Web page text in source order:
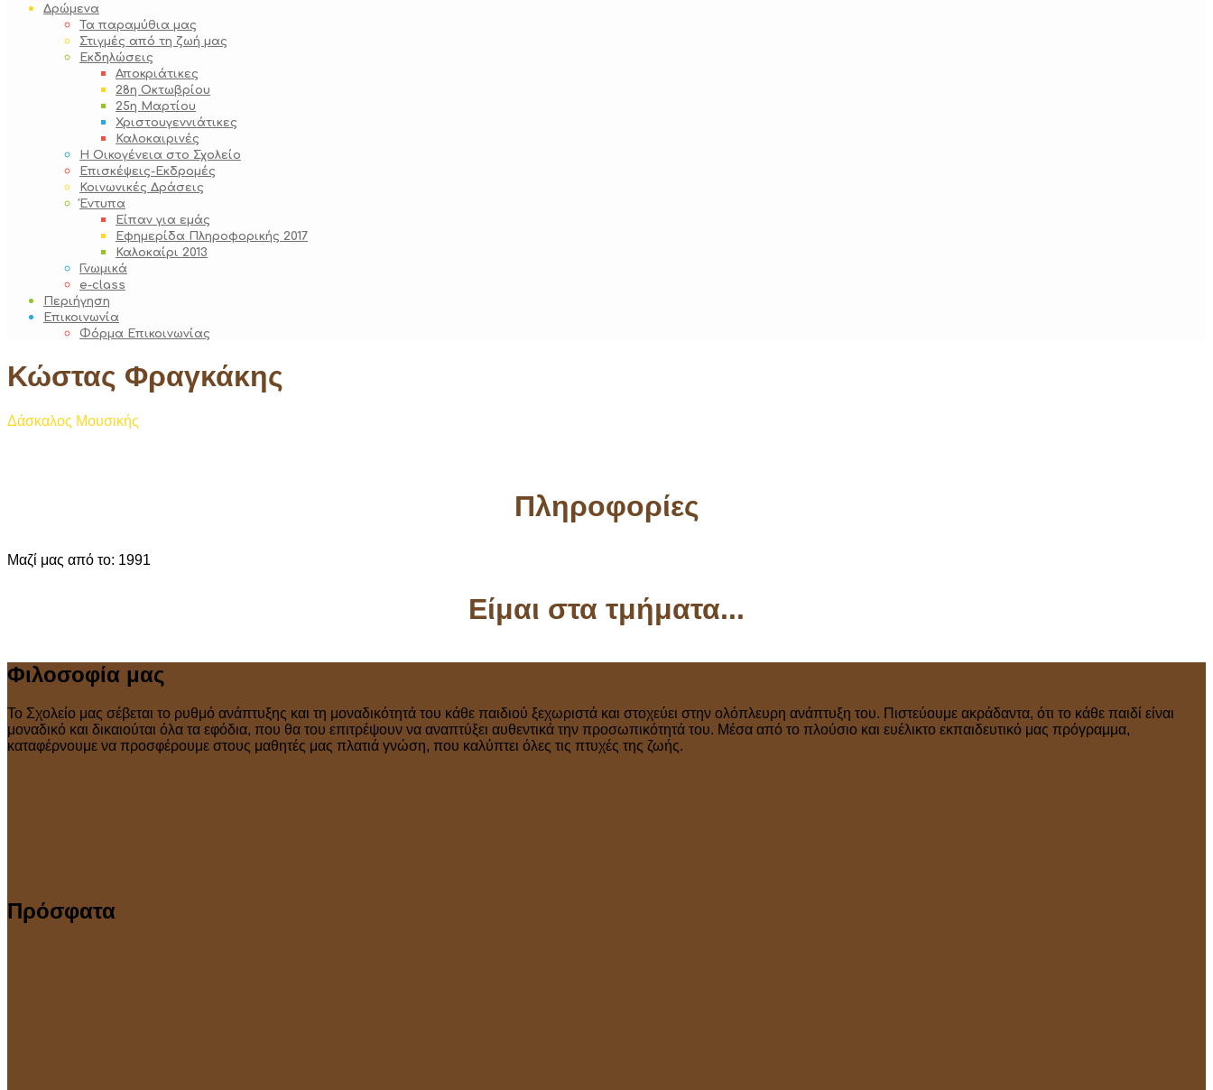
Δρώμενα
Τα παραμύθια μας
Στιγμές από τη ζωή μας
Εκδηλώσεις
Αποκριάτικες
28η Οκτωβρίου
25η Μαρτίου
Χριστουγεννιάτικες
Καλοκαιρινές
Η Οικογένεια στο Σχολείο
Επισκέψεις-Εκδρομές
Κοινωνικές Δράσεις
Έντυπα
Είπαν για εμάς
Εφημερίδα Πληροφορικής 2017
Καλοκαίρι 2013
Γνωμικά
e-class
Περιήγηση
Επικοινωνία
Φόρμα Επικοινωνίας
Κώστας Φραγκάκης
Δάσκαλος Μουσικής
Πληροφορίες
Μαζί μας από το: 1991
Είμαι στα τμήματα...
Φιλοσοφία μας
Το Σχολείο μας σέβεται το ρυθμό ανάπτυξης και τη μοναδικότητά του κάθε παιδιού ξεχωριστά και στοχεύει στην ολόπλευρη ανάπτυξη του. Πιστεύουμε ακράδαντα, ότι το κάθε παιδί είναι
μοναδικό και δικαιούται όλα τα εφόδια, που θα του επιτρέψουν να αναπτύξει αυθεντικά την προσωπικότητά του. Μέσα από το πλούσιο και ευέλικτο εκπαιδευτικό μας πρόγραμμα,
καταφέρνουμε να προσφέρουμε στους μαθητές μας πλατιά γνώση, που καλύπτει όλες τις πτυχές της ζωής.
Πρόσφατα